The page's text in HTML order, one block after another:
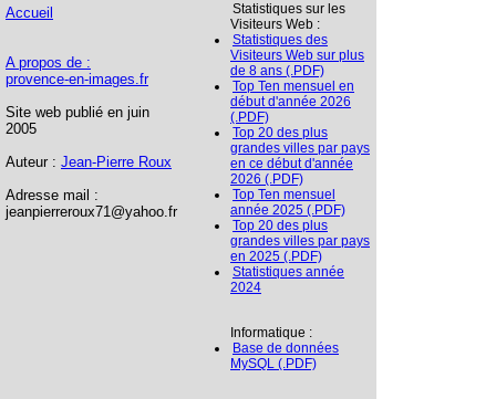
Accueil
A propos de :
provence-en-images.fr
Site web publié en juin
2005
Auteur : Jean-Pierre Roux
Adresse mail :
jeanpierreroux71@yahoo.fr
Statistiques sur les
Visiteurs Web :
Statistiques des
Visiteurs Web sur plus
de 8 ans (.PDF)
Top Ten mensuel en
début d'année 2026
(.PDF)
Top 20 des plus
grandes villes par pays
en ce début d'année
2026 (.PDF)
Top Ten mensuel
année 2025 (.PDF)
Top 20 des plus
grandes villes par pays
en 2025 (.PDF)
Statistiques année
2024
Informatique :
Base de données
MySQL (.PDF)